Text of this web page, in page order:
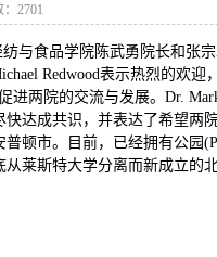
2701
与食品学院陈武勇院长和张
Redwood表示热烈的欢
两院的交流与发展。Dr.
达成共识，并表达了希望两
顿市。目前，已经拥有公园
莱斯特大学分离而新成立的